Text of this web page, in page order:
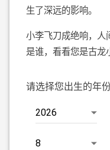
生了深远的影响。
小李飞刀成绝响，人
是谁，看看您是古龙
请选择您出生的年